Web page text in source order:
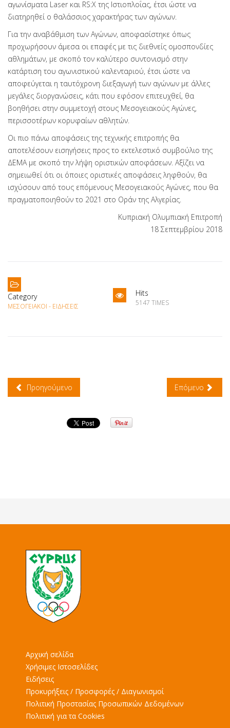
αγωνίσματα Laser και RS:X της Ιστιοπλοΐας, έτσι ώστε να
διατηρηθεί ο θαλάσσιος χαρακτήρας των αγώνων.
Για την αναβάθμιση των Αγώνων, αποφασίστηκε όπως
προχωρήσουν άμεσα οι επαφές με τις διεθνείς ομοσπονδίες
αθλημάτων, με σκοπό τον καλύτερο συντονισμό στην
κατάρτιση του αγωνιστικού καλενταριού, έτσι ώστε να
αποφεύγεται η ταυτόχρονη διεξαγωγή των αγώνων με άλλες
μεγάλες διοργανώσεις, κάτι που εφόσον επιτευχθεί, θα
βοηθήσει στην συμμετοχή στους Μεσογειακούς Αγώνες,
περισσοτέρων κορυφαίων αθλητών.
Οι πιο πάνω αποφάσεις της τεχνικής επιτροπής θα
αποτελέσουν εισηγήσεις προς το εκτελεστικό συμβούλιο της
ΔΕΜΑ με σκοπό την λήψη οριστικών αποφάσεων. Αξίζει να
σημειωθεί ότι οι όποιες οριστικές αποφάσεις ληφθούν, θα
ισχύσουν από τους επόμενους Μεσογειακούς Αγώνες, που θα
πραγματοποιηθούν το 2021 στο Οράν της Αλγερίας.
Κυπριακή Ολυμπιακή Επιτροπή
18 Σεπτεμβρίου 2018
Category
ΜΕΣΟΓΕΙΑΚΟΊ - ΕΙΔΉΣΕΙΣ
Hits
5147 TIMES
Προηγούμενο Επόμενο
Αρχική σελίδα
Χρήσιμες Ιστοσελίδες
Ειδήσεις
Προκυρήξεις / Προσφορές / Διαγωνισμοί
Πολιτική Προστασίας Προσωπικών Δεδομένων
Πολιτική για τα Cookies